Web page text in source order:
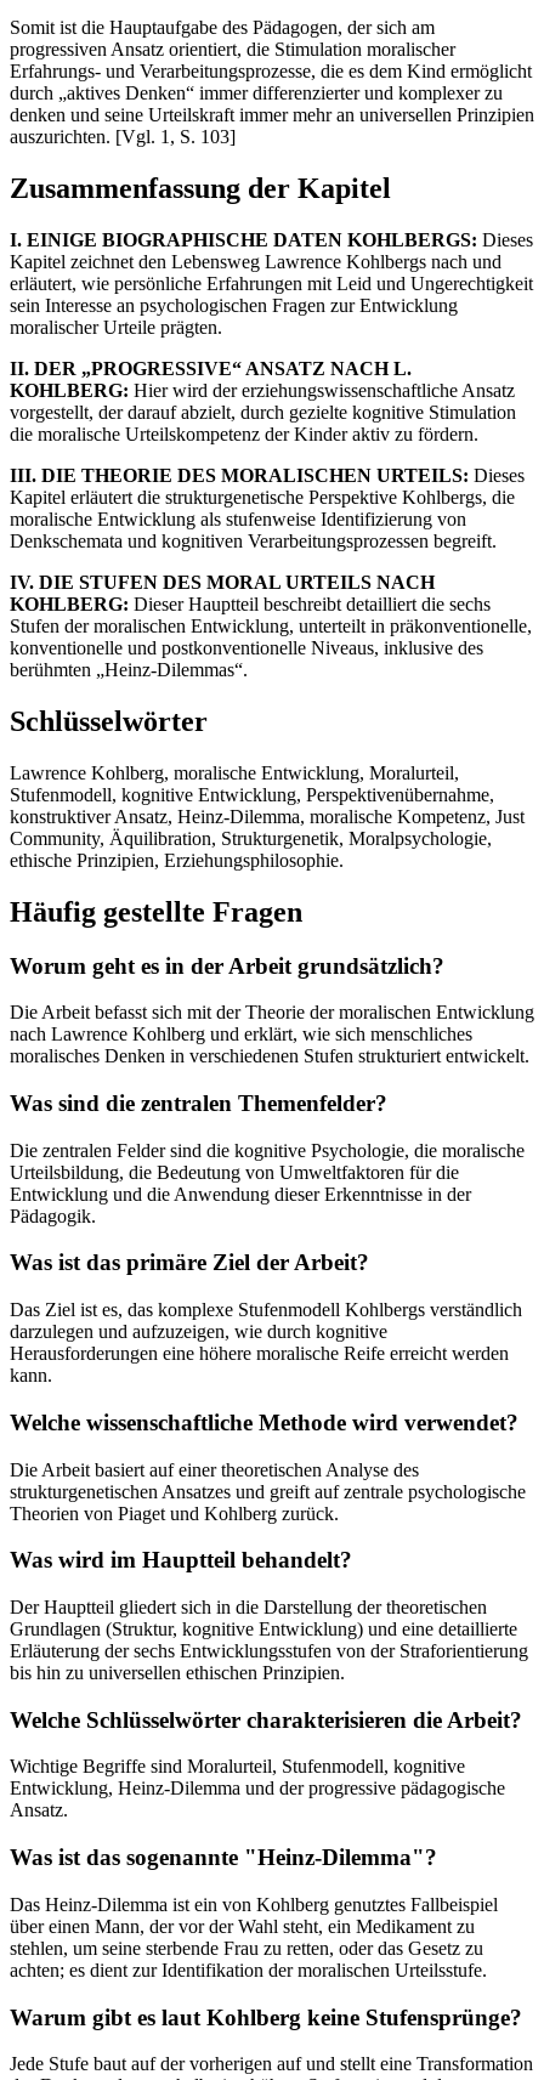
Somit ist die Hauptaufgabe des Pädagogen, der sich am
progressiven Ansatz orientiert, die Stimulation moralischer
Erfahrungs- und Verarbeitungsprozesse, die es dem Kind ermöglicht
durch „aktives Denken“ immer differenzierter und komplexer zu
denken und seine Urteilskraft immer mehr an universellen Prinzipien
auszurichten. [Vgl. 1, S. 103]
Zusammenfassung der Kapitel
I. EINIGE BIOGRAPHISCHE DATEN KOHLBERGS: Dieses
Kapitel zeichnet den Lebensweg Lawrence Kohlbergs nach und
erläutert, wie persönliche Erfahrungen mit Leid und Ungerechtigkeit
sein Interesse an psychologischen Fragen zur Entwicklung
moralischer Urteile prägten.
II. DER „PROGRESSIVE“ ANSATZ NACH L.
KOHLBERG: Hier wird der erziehungswissenschaftliche Ansatz
vorgestellt, der darauf abzielt, durch gezielte kognitive Stimulation
die moralische Urteilskompetenz der Kinder aktiv zu fördern.
III. DIE THEORIE DES MORALISCHEN URTEILS: Dieses
Kapitel erläutert die strukturgenetische Perspektive Kohlbergs, die
moralische Entwicklung als stufenweise Identifizierung von
Denkschemata und kognitiven Verarbeitungsprozessen begreift.
IV. DIE STUFEN DES MORAL URTEILS NACH
KOHLBERG: Dieser Hauptteil beschreibt detailliert die sechs
Stufen der moralischen Entwicklung, unterteilt in präkonventionelle,
konventionelle und postkonventionelle Niveaus, inklusive des
berühmten „Heinz-Dilemmas“.
Schlüsselwörter
Lawrence Kohlberg, moralische Entwicklung, Moralurteil,
Stufenmodell, kognitive Entwicklung, Perspektivenübernahme,
konstruktiver Ansatz, Heinz-Dilemma, moralische Kompetenz, Just
Community, Äquilibration, Strukturgenetik, Moralpsychologie,
ethische Prinzipien, Erziehungsphilosophie.
Häufig gestellte Fragen
Worum geht es in der Arbeit grundsätzlich?
Die Arbeit befasst sich mit der Theorie der moralischen Entwicklung
nach Lawrence Kohlberg und erklärt, wie sich menschliches
moralisches Denken in verschiedenen Stufen strukturiert entwickelt.
Was sind die zentralen Themenfelder?
Die zentralen Felder sind die kognitive Psychologie, die moralische
Urteilsbildung, die Bedeutung von Umweltfaktoren für die
Entwicklung und die Anwendung dieser Erkenntnisse in der
Pädagogik.
Was ist das primäre Ziel der Arbeit?
Das Ziel ist es, das komplexe Stufenmodell Kohlbergs verständlich
darzulegen und aufzuzeigen, wie durch kognitive
Herausforderungen eine höhere moralische Reife erreicht werden
kann.
Welche wissenschaftliche Methode wird verwendet?
Die Arbeit basiert auf einer theoretischen Analyse des
strukturgenetischen Ansatzes und greift auf zentrale psychologische
Theorien von Piaget und Kohlberg zurück.
Was wird im Hauptteil behandelt?
Der Hauptteil gliedert sich in die Darstellung der theoretischen
Grundlagen (Struktur, kognitive Entwicklung) und eine detaillierte
Erläuterung der sechs Entwicklungsstufen von der Straforientierung
bis hin zu universellen ethischen Prinzipien.
Welche Schlüsselwörter charakterisieren die Arbeit?
Wichtige Begriffe sind Moralurteil, Stufenmodell, kognitive
Entwicklung, Heinz-Dilemma und der progressive pädagogische
Ansatz.
Was ist das sogenannte "Heinz-Dilemma"?
Das Heinz-Dilemma ist ein von Kohlberg genutztes Fallbeispiel
über einen Mann, der vor der Wahl steht, ein Medikament zu
stehlen, um seine sterbende Frau zu retten, oder das Gesetz zu
achten; es dient zur Identifikation der moralischen Urteilsstufe.
Warum gibt es laut Kohlberg keine Stufensprünge?
Jede Stufe baut auf der vorherigen auf und stellt eine Transformation